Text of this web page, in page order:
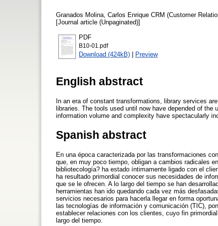
Granados Molina, Carlos Enrique CRM (Customer
[Journal article (Unpaginated)]
PDF
B10-01.pdf
Download (424kB) | Preview
English abstract
In an era of constant transformations, library services
libraries. The tools used until now have depended of
information volume and complexity have spectacularly
Spanish abstract
En una época caracterizada por las transformaciones
que, en muy poco tiempo, obligan a cambios radicales
bibliotecología? ha estado íntimamente ligado con el
ha resultado primordial conocer sus necesidades de
que se le ofrecen. A lo largo del tiempo se han
herramientas han ido quedando cada vez más
servicios necesarios para hacerla llegar en forma
las tecnologías de información y comunicación (TIC),
establecer relaciones con los clientes, cuyo fin
largo del tiempo.